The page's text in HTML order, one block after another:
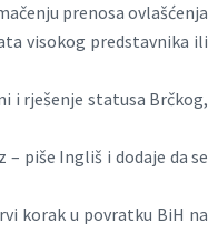
prenosa ovlašćenja
visokog predstavnika ili
i rješenje statusa Brčkog,
piše Ingliš i dodaje da se
korak u povratku BiH na